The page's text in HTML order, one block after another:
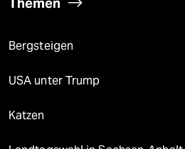
Bergsteigen
USA unter Trump
Katzen